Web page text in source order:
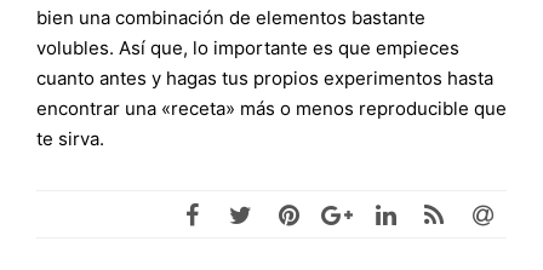
bien una combinación de elementos bastante
volubles. Así que, lo importante es que empieces
cuanto antes y hagas tus propios experimentos hasta
encontrar una «receta» más o menos reproducible que
te sirva.